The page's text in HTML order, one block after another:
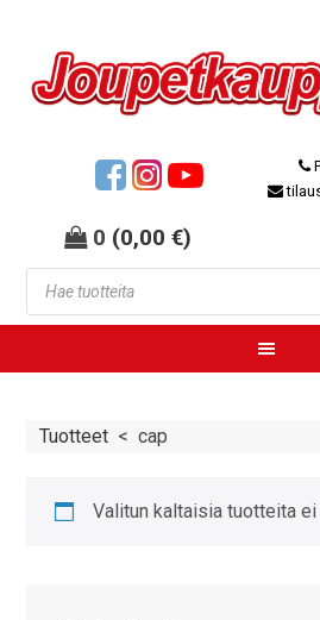
0 (0,00€)
Tuotteet <cap
Valitun kaltaisia tuotteita